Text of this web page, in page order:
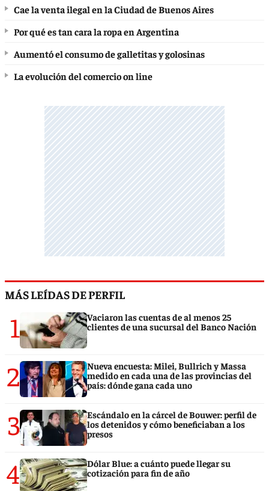
Cae la venta ilegal en la Ciudad de Buenos Aires
Por qué es tan cara la ropa en Argentina
Aumentó el consumo de galletitas y golosinas
La evolución del comercio on line
MÁS LEÍDAS DE PERFIL
1
Vaciaron las cuentas de al menos 25
clientes de una sucursal del Banco Nación
2
Nueva encuesta: Milei, Bullrich y Massa
medido en cada una de las provincias del
país: dónde gana cada uno
3
Escándalo en la cárcel de Bouwer: perfil de
los detenidos y cómo beneficiaban a los
presos
4
Dólar Blue: a cuánto puede llegar su
cotización para fin de año